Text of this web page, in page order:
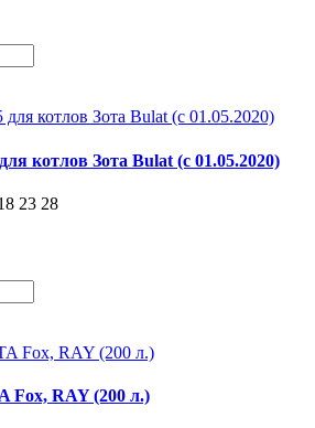
котлов Зота Bulat (с 01.05.2020)
23 28
Fox, RAY (200 л.)